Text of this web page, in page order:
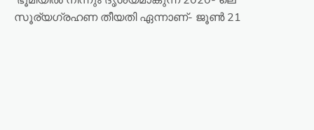
സൂര്യഗ്രഹണ തീയതി ഏന്നാണ്- ജൂൺ 21